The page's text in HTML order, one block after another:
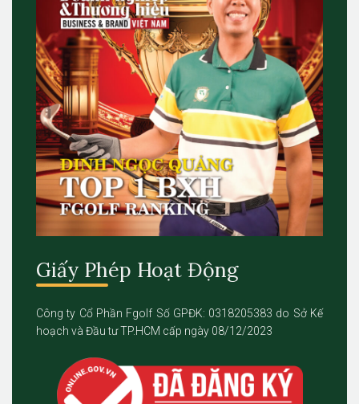
Giấy Phép Hoạt Động
Công ty Cổ Phần Fgolf Số GPĐK: 0318205383 do Sở Kế
hoạch và Đầu tư TP.HCM cấp ngày 08/12/2023